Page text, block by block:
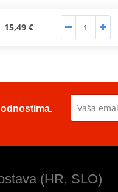
15,49 €
(HR, SLO)